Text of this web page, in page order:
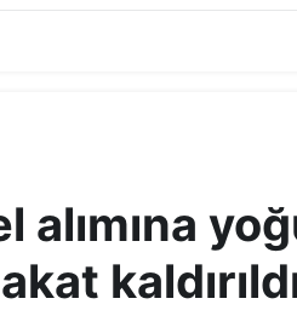
alımına